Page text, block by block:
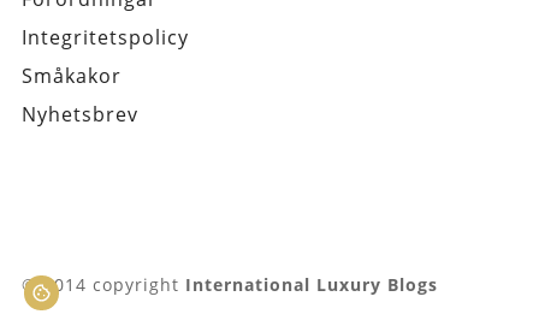
Integritetspolicy
Småkakor
Nyhetsbrev
© 2014 copyright International Luxury Blogs